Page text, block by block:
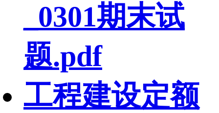
_0301期末试
题.pdf
工程建设定额